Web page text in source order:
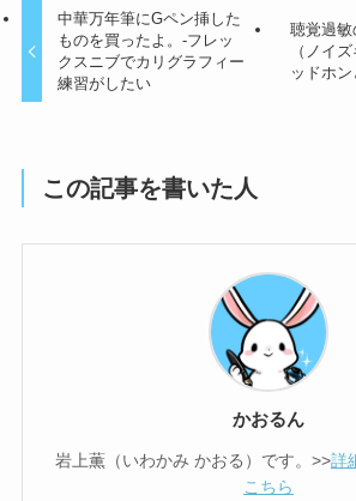
中華万年筆にGペン挿した
ものを買ったよ。-フレッ
クスニブでカリグラフィー
練習がしたい
聴覚過
（ノイ
ッドホ
この記事を書いた人
かおるん
岩上薫（いわかみ かおる）です。>>詳
こちら